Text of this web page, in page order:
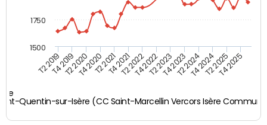
Quentin-sur-Isère (CC Saint-Marcellin Vercors Isère
T2 2019T4 2019T2 2020T4 2020T2 2021T4 2021T2 2022T4 2022T2 2023T4 2023T2 2024T4 2024T2 2025T4 2025
1500
1750